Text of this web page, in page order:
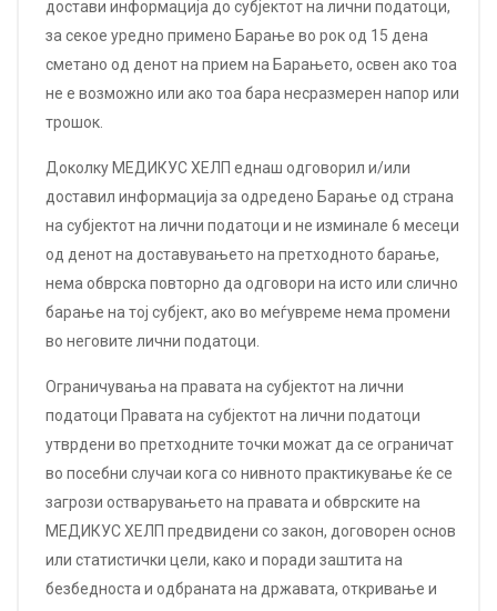
достави информација до субјектот на лични податоци,
за секое уредно примено Барање во рок од 15 дена
сметано од денот на прием на Барањето, освен ако тоа
не е возможно или ако тоа бара несразмерен напор или
трошок.
Доколку МЕДИКУС ХЕЛП еднаш одговорил и/или
доставил информација за одредено Барање од страна
на субјектот на лични податоци и не изминале 6 месеци
од денот на доставувањето на претходното барање,
нема обврска повторно да одговори на исто или слично
барање на тој субјект, ако во меѓувреме нема промени
во неговите лични податоци.
Ограничувања на правата на субјектот на лични
податоци Правата на субјектот на лични податоци
утврдени во претходните точки можат да се ограничат
во посебни случаи кога со нивното практикување ќе се
загрози остварувањето на правата и обврските на
МЕДИКУС ХЕЛП предвидени со закон, договорен основ
или статистички цели, како и поради заштита на
безбедноста и одбраната на државата, откривање и